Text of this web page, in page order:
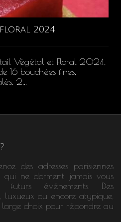
2024
Végétal et Floral 2024,
16 bouchées fines,
2...
des adresses parisiennes
qui ne dorment jamais vous
événements. Des
luxueux ou encore atypique,
large choix pour répondre au